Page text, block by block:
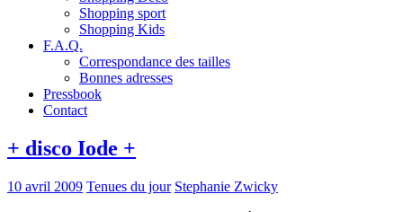
Shopping sport
Shopping Kids
F.A.Q.
Correspondance des tailles
Bonnes adresses
Pressbook
Contact
+ disco Iode +
10 avril 2009 Tenues du jour Stephanie Zwicky